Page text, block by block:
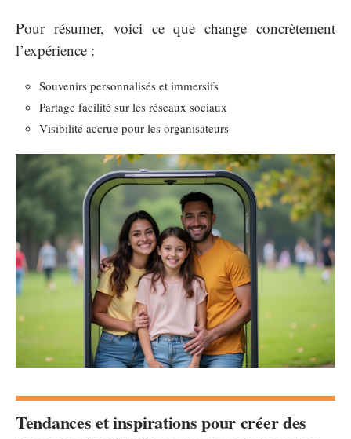
Pour résumer, voici ce que change concrètement
l’expérience :
Souvenirs personnalisés et immersifs
Partage facilité sur les réseaux sociaux
Visibilité accrue pour les organisateurs
Tendances et inspirations pour créer des